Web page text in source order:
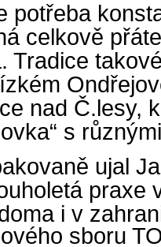
celkově
Tradice
nad Č.lesy,
s
ujal
praxe
i v
sboru